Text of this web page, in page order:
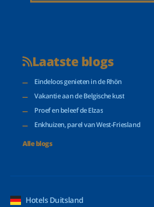
Laatste blogs
Eindeloos genieten in de Rhön
Vakantie aan de Belgische kust
Proef en beleef de Elzas
Enkhuizen, parel van West-Friesland
Alle blogs
Hotels Duitsland